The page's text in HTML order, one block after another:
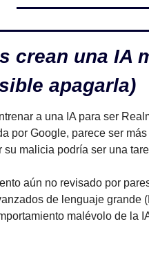
crean una IA
apagarla)
a una IA para ser
por Google, parece ser
su malicia podría ser una
aún no revisado por
de lenguaje grande
malévolo de la